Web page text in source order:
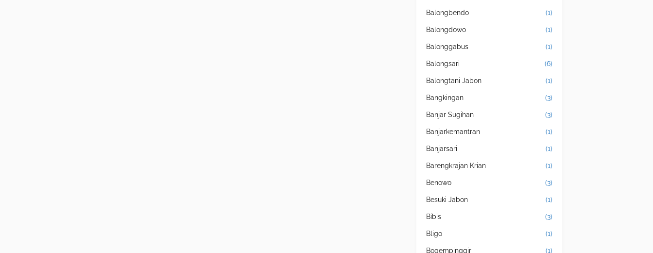
Balongbendo (1)
Balongdowo (1)
Balonggabus (1)
Balongsari (6)
Balongtani Jabon (1)
Bangkingan (3)
Banjar Sugihan (3)
Banjarkemantran (1)
Banjarsari (1)
Barengkrajan Krian (1)
Benowo (3)
Besuki Jabon (1)
Bibis (3)
Bligo (1)
Bogempinggir (1)